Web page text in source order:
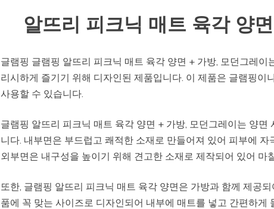
알뜨리 피크닉 매트 육각 양
글램핑 글램핑 알뜨리 피크닉 매트 육각 양면 + 가방, 모던그레
리시하게 즐기기 위해 디자인된 제품입니다. 이 제품은 글램핑이
사용할 수 있습니다.
글램핑 알뜨리 피크닉 매트 육각 양면 + 가방, 모던그레이는 양
니다. 내부면은 부드럽고 쾌적한 소재로 만들어져 있어 피부에
외부면은 내구성을 높이기 위해 견고한 소재로 제작되어 있어 마
또한, 글램핑 알뜨리 피크닉 매트 육각 양면은 가방과 함께 제공
품에 꼭 맞는 사이즈로 디자인되어 내부에 매트를 넣고 간편하게